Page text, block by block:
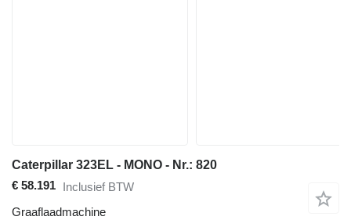
Caterpillar 323EL - MONO - Nr.: 820
€ 58.191 Inclusief BTW
Graaflaadmachine